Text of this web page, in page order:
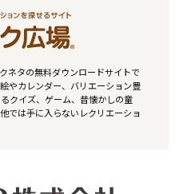
ネタの無料ダウンロードサイトで
やカレンダー、バリエーション豊
クイズ、ゲーム、昔懐かしの童
では手に入らないレクリエーショ